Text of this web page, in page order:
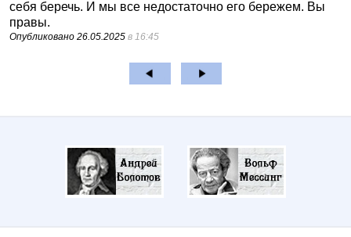
себя беречь. И мы все недостаточно его бережем. Вы
правы.
Опубликовано 26.05.2025 в 16:45